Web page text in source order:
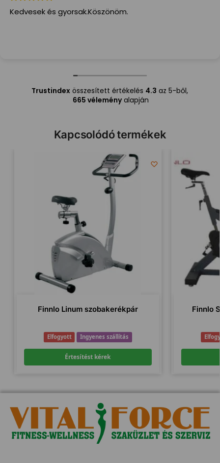
Nagyon Szuper! Amit rendeltem,2 nap
Trustindexösszesített értékelés 4.3 az 5-ből,
665 véleményalapján
Kapcsolódó termékek
Finnlo Linum szobakerékpár
Elfogyott Ingyenes szállítás
Értesítést kérek
Finnlo